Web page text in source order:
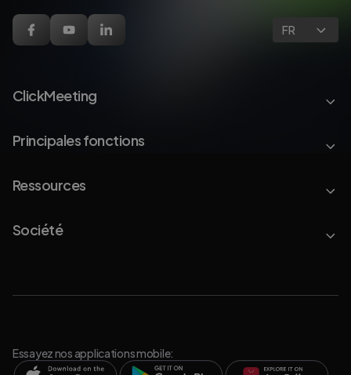
FR
ClickMeeting
Principales fonctions
Ressources
Société
Essayez nos applications mobile: